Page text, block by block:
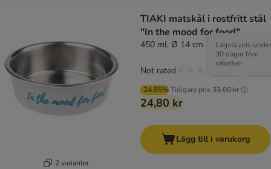
2 varianter
TIAKI matskål i rostfritt stål
"In the mood for food"
450 ml, Ø 14 cm
-24.85%Tidigare pris 33,00 kr
Lägsta pris under
30 dagar före
rabatten
24,80 kr
Not rated
Lägg till i varukorg